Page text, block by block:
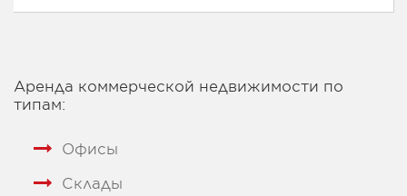
Аренда коммерческой недвижимости по
типам:
Офисы
Склады